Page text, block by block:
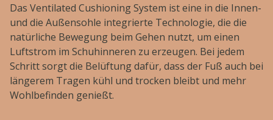
Das Ventilated Cushioning System ist eine in die Innen-
und die Außensohle integrierte Technologie, die die
natürliche Bewegung beim Gehen nutzt, um einen
Luftstrom im Schuhinneren zu erzeugen. Bei jedem
Schritt sorgt die Belüftung dafür, dass der Fuß auch bei
längerem Tragen kühl und trocken bleibt und mehr
Wohlbefinden genießt.